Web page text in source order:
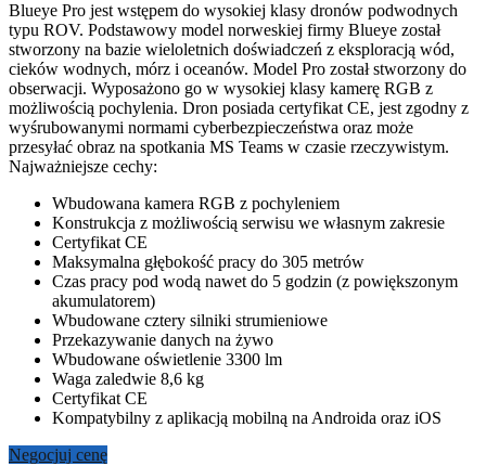
Blueye Pro jest wstępem do wysokiej klasy dronów podwodnych
typu ROV. Podstawowy model norweskiej firmy Blueye został
stworzony na bazie wieloletnich doświadczeń z eksploracją wód,
cieków wodnych, mórz i oceanów. Model Pro został stworzony do
obserwacji. Wyposażono go w wysokiej klasy kamerę RGB z
możliwością pochylenia. Dron posiada certyfikat CE, jest zgodny z
wyśrubowanymi normami cyberbezpieczeństwa oraz może
przesyłać obraz na spotkania MS Teams w czasie rzeczywistym.
Najważniejsze cechy:
Wbudowana kamera RGB z pochyleniem
Konstrukcja z możliwością serwisu we własnym zakresie
Certyfikat CE
Maksymalna głębokość pracy do 305 metrów
Czas pracy pod wodą nawet do 5 godzin (z powiększonym
akumulatorem)
Wbudowane cztery silniki strumieniowe
Przekazywanie danych na żywo
Wbudowane oświetlenie 3300 lm
Waga zaledwie 8,6 kg
Certyfikat CE
Kompatybilny z aplikacją mobilną na Androida oraz iOS
Negocjuj cenę